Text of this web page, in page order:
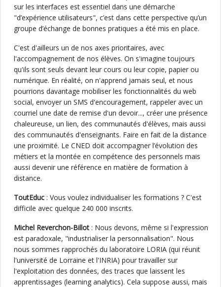
sur les interfaces est essentiel dans une démarche
"d’expérience utilisateurs", c’est dans cette perspective qu’un
groupe d’échange de bonnes pratiques a été mis en place.
C'est d'ailleurs un de nos axes prioritaires, avec
l'accompagnement de nos élèves. On s'imagine toujours
qu'ils sont seuls devant leur cours ou leur copie, papier ou
numérique. En réalité, on n'apprend jamais seul, et nous
pourrions davantage mobiliser les fonctionnalités du web
social, envoyer un SMS d'encouragement, rappeler avec un
courriel une date de remise d'un devoir..., créer une présence
chaleureuse, un lien, des communautés d'élèves, mais aussi
des communautés d'enseignants. Faire en fait de la distance
une proximité. Le CNED doit accompagner l’évolution des
métiers et la montée en compétence des personnels mais
aussi devenir une référence en matière de formation à
distance.
ToutEduc : Vous voulez individualiser les formations ? C'est
difficile avec quelque 240 000 inscrits.
Michel Reverchon-Billot : Nous devons, même si l'expression
est paradoxale, "industrialiser la personnalisation". Nous
nous sommes rapprochés du laboratoire LORIA (qui réunit
l'université de Lorraine et l'INRIA) pour travailler sur
l'exploitation des données, des traces que laissent les
apprentissages (learning analytics). Cela suppose aussi, mais